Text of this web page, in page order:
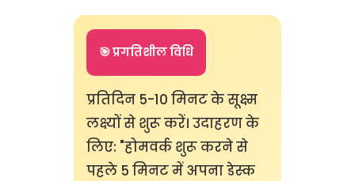
🎯 प्रगतिशील विधि
प्रतिदिन 5-10 मिनट के सूक्ष्म
लक्ष्यों से शुरू करें। उदाहरण के
लिए: "होमवर्क शुरू करने से
पहले 5 मिनट में अपना डेस्क